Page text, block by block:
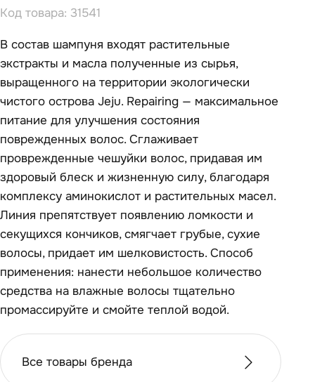
Код товара: 31541
В состав шампуня входят растительные
экстракты и масла полученные из сырья,
выращенного на территории экологически
чистого острова Jeju. Repairing — максимальное
питание для улучшения состояния
поврежденных волос. Сглаживает
проврежденные чешуйки волос, придавая им
здоровый блеск и жизненную силу, благодаря
комплексу аминокислот и растительных масел.
Линия препятствует появлению ломкости и
секущихся кончиков, смягчает грубые, сухие
волосы, придает им шелковистость. Способ
применения: нанести небольшое количество
средства на влажные волосы тщательно
промассируйте и смойте теплой водой.
Все товары бренда